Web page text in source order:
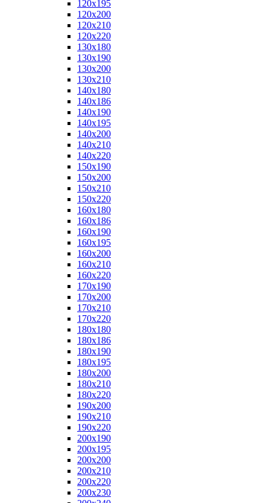
120x195
120x200
120x210
120x220
130x180
130x190
130x200
130x210
140x180
140x186
140x190
140x195
140x200
140x210
140x220
150x190
150x200
150x210
150x220
160x180
160x186
160x190
160x195
160x200
160x210
160x220
170x190
170x200
170x210
170x220
180x180
180x186
180x190
180x195
180x200
180x210
180x220
190x200
190x210
190x220
200x190
200x195
200x200
200x210
200x220
200x230